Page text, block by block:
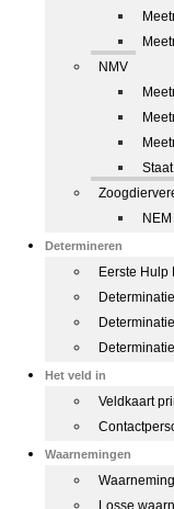
NMV
Determineren
Eerste Hulp
Het veld in
Veldkaart
Waarnemingen
Losse